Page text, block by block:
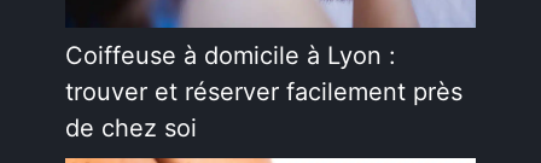
Coiffeuse à domicile à Lyon :
trouver et réserver facilement près
de chez soi